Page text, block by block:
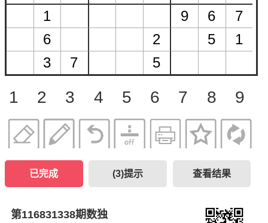
1 2 3 4 5 6 7 8 9
已完成 (3)提示 查看结果
第116831338期数独